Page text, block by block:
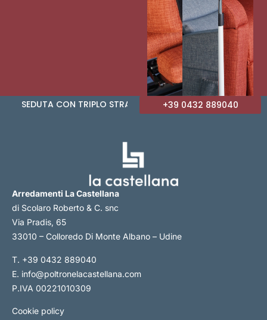
CON TRIPLO STRATO DI IMBOTTITURA •
+39 0432 889040
Arredamenti La Castellana
di Scolaro Roberto & C. snc
Via Pradis, 65
33010 – Colloredo Di Monte Albano – Udine
T. +39 0432 889040
E. info@poltronelacastellana.com
P.IVA 00221010309
Cookie policy